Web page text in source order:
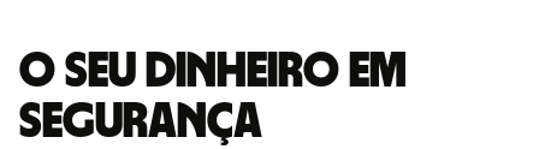
O seu dinheiro em
segurança